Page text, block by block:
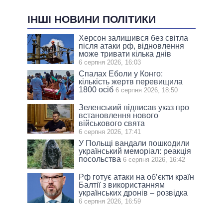
ІНШІ НОВИНИ ПОЛІТИКИ
Херсон залишився без світла
після атаки рф, відновлення
може тривати кілька днів
6 серпня 2026, 16:03
Спалах Еболи у Конго:
кількість жертв перевищила
1800 осіб 6 серпня 2026, 18:50
Зеленський підписав указ про
встановлення нового
військового свята
6 серпня 2026, 17:41
У Польщі вандали пошкодили
український меморіал: реакція
посольства 6 серпня 2026, 16:42
Рф готує атаки на об’єкти країн
Балтії з використанням
українських дронів – розвідка
6 серпня 2026, 16:59